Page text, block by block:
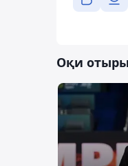
Оқи